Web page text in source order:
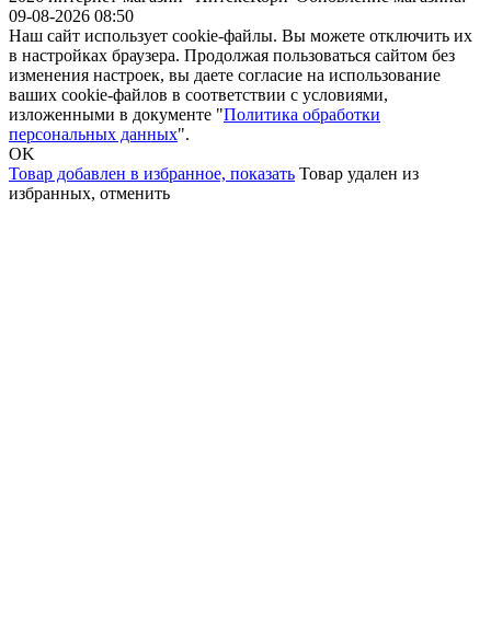
09-08-2026 08:50
Наш сайт использует cookie-файлы. Вы можете отключить их
в настройках браузера. Продолжая пользоваться сайтом без
изменения настроек, вы даете согласие на использование
ваших cookie-файлов в соответствии с условиями,
изложенными в документе "Политика обработки
персональных данных".
OK
Товар добавлен в избранное, показать Товар удален из
избранных, отменить